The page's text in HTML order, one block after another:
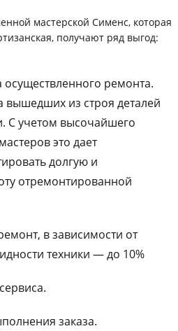
мастерской Сименс, которая
получают ряд выгод:
осуществленного ремонта.
вышедших из строя деталей
С учетом высочайшего
это дает
долгую и
отремонтированной
в зависимости от
техники — до 10%
заказа.